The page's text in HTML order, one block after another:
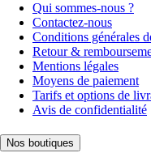
Qui sommes-nous ?
Contactez-nous
Conditions générales
Retour &
Mentions légales
Moyens de paiement
Tarifs et options de
Avis de confidentialité
Nos boutiques